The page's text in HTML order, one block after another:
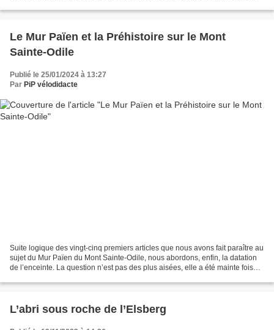
Le Mur Païen et la Préhistoire sur le Mont
Sainte-Odile
Publié le 25/01/2024 à 13:27
Par PiP vélodidacte
Suite logique des vingt-cinq premiers articles que nous avons fait paraître au
sujet du Mur Païen du Mont Sainte-Odile, nous abordons, enfin, la datation
de l’enceinte. La question n’est pas des plus aisées, elle a été mainte fois
L’abri sous roche de l’Elsberg